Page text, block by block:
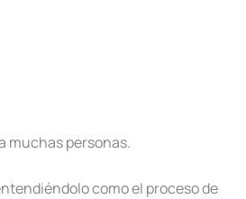
muchas personas.
como el proceso de